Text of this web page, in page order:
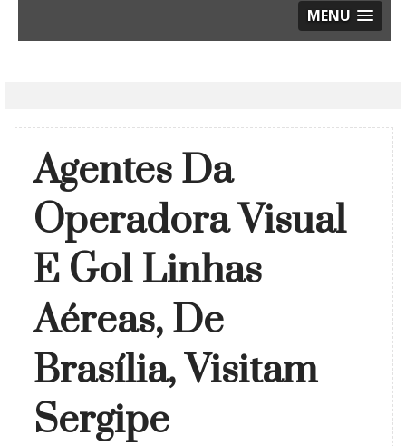
MENU
Agentes Da
Operadora Visual
E Gol Linhas
Aéreas, De
Brasília, Visitam
Sergipe